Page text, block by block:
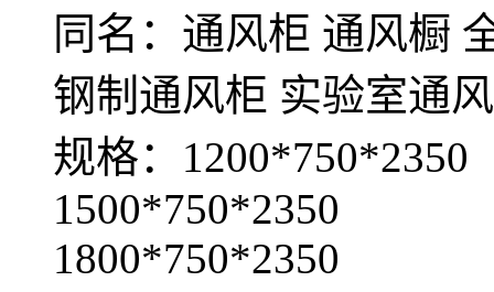
同名：通风柜 通风橱
钢制通风柜 实验室通
规格：1200*750*2350
1500*750*2350
1800*750*2350